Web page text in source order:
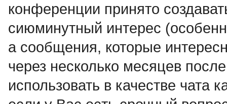
конференции принято
сиюминутный интерес
а сообщения, которые
через несколько месяцев
использовать в качестве чата